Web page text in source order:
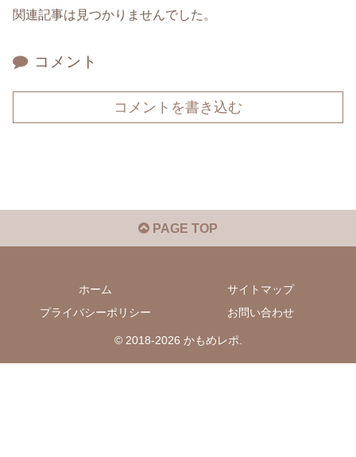
関連記事は見つかりませんでした。
コメント
コメントを書き込む
PAGE TOP
ホーム
サイトマップ
プライバシーポリシー
お問い合わせ
© 2018-2026 かもめレポ.